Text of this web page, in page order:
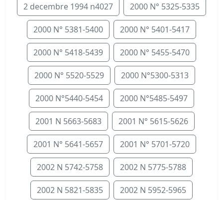
2 decembre 1994 n4027 2000 N° 5325-5335
2000 N° 5381-5400 2000 N° 5401-5417
2000 N° 5418-5439 2000 N° 5455-5470
2000 N° 5520-5529 2000 N°5300-5313
2000 N°5440-5454 2000 N°5485-5497
2001 N 5663-5683 2001 N° 5615-5626
2001 N° 5641-5657 2001 N° 5701-5720
2002 N 5742-5758 2002 N 5775-5788
2002 N 5821-5835 2002 N 5952-5965